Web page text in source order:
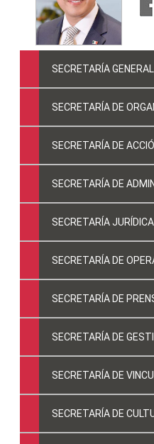
SECRETARÍA GENERAL
SECRETARÍA DE
SECRETARÍA DE
SECRETARÍA DE
SECRETARÍA JURÍDICA
SECRETARÍA DE
SECRETARÍA DE
SECRETARÍA DE
SECRETARÍA DE
SECRETARÍA DE